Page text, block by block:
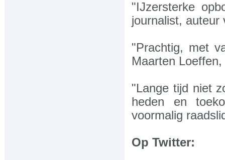
"IJzersterke
journalist,
"Prachtig, met
Maarten
"Lange tijd niet
heden en
voormalig
Op Twitter: